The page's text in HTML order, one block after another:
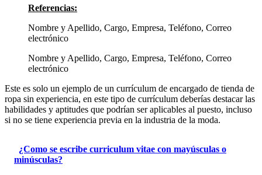
Referencias:
Nombre y Apellido, Cargo, Empresa, Teléfono, Correo
electrónico
Nombre y Apellido, Cargo, Empresa, Teléfono, Correo
electrónico
Este es solo un ejemplo de un currículum de encargado de tienda de
ropa sin experiencia, en este tipo de currículum deberías destacar las
habilidades y aptitudes que podrían ser aplicables al puesto, incluso
si no se tiene experiencia previa en la industria de la moda.
¿Como se escribe curriculum vitae con mayúsculas o
minúsculas?